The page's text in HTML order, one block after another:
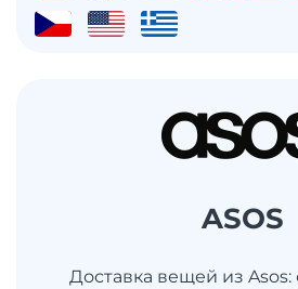
ASOS
Доставка вещей из